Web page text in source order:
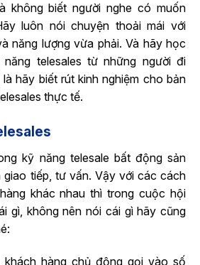
không biết người nghe có muốn
luôn nói chuyện thoải mái với
năng lượng vừa phải. Và hãy học
telesales từ những người đi
hãy biết rút kinh nghiệm cho bản
thực tế.
kỹ năng telesale bất động sản
giao tiếp, tư vấn. Vậy với các cách
khác nhau thì trong cuộc hội
gì, không nên nói cái gì hãy cũng
khách hàng chủ động gọi vào số